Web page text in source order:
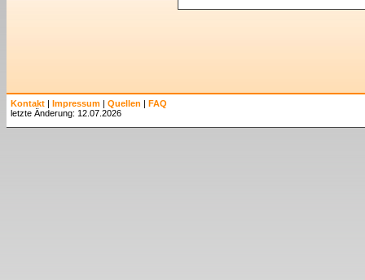
Kontakt | Impressum | Quellen | FAQ
letzte Änderung: 12.07.2026